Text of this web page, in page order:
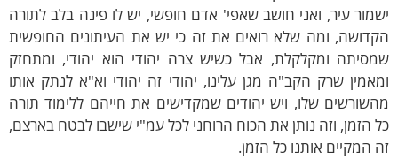
עיר, ואני חושב שאפי' אדם חופשי, יש לו פינה בלב לתורה
ומה שלא רואים את זה כי יש את העיתונים החופשית
ומקלקלת, אבל כשיש צרה יהודי הוא יהודי, ומתחזק
שרק הקב"ה מגן עלינו, יהודי זה יהודי וא"א לנתק אותו
שלו, ויש יהודים שמקדישים את חייהם ללימוד תורה
הזמן, וזה נותן את הכוח הרוחני לכל עמ"י שישבו לבטח בארצם,
המקיים אותנו כל הזמן.